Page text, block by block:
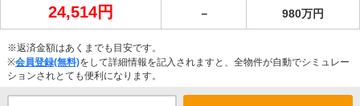
24,514円 － 980万円
※返済金額はあくまでも目安です。
※会員登録(無料)をして詳細情報を記入されますと、全物件が自動でシミュレー
ションされとても便利になります。